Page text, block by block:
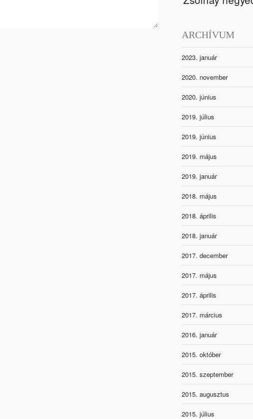
ARCHÍVUM
2023. január
2020. november
2020. június
2019. július
2019. június
2019. május
2019. január
2018. május
2018. április
2018. január
2017. december
2017. május
2017. április
2017. március
2016. január
2015. október
2015. szeptember
2015. augusztus
2015. július